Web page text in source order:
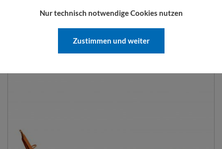
SCHWERLAST-
INDUSTRIEANHÄNGER MIT 1-
ACHS-DREHSCHEMEL-LENKUNG
Nur technisch notwendige Cookies nutzen
Zustimmen und weiter